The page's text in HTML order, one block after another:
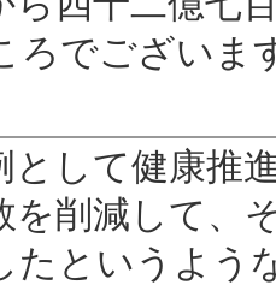
ろでございま
して健康推
を削減して、
たというよう